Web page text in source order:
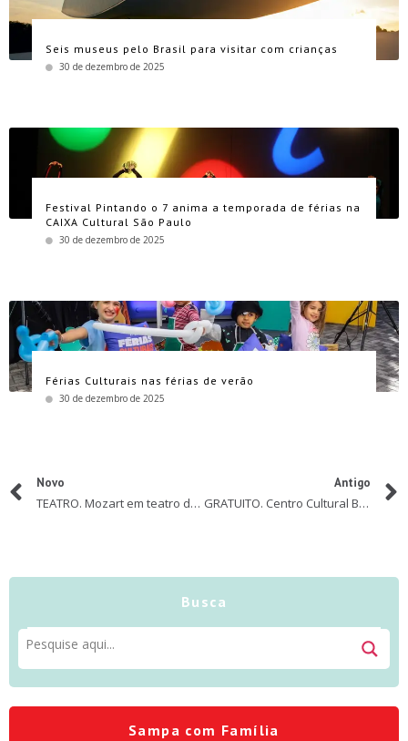
Seis museus pelo Brasil para visitar com crianças
30 de dezembro de 2025
Festival Pintando o 7 anima a temporada de férias na
CAIXA Cultural São Paulo
30 de dezembro de 2025
Férias Culturais nas férias de verão
30 de dezembro de 2025
Novo
TEATRO. Mozart em teatro de bonecos e contação de histórias sobre heroínas no Itaú Cultural
Antigo
GRATUITO. Centro Cultural BB tem programação especial gratuita no Aniversário de São Paulo
Busca
Sampa com Família